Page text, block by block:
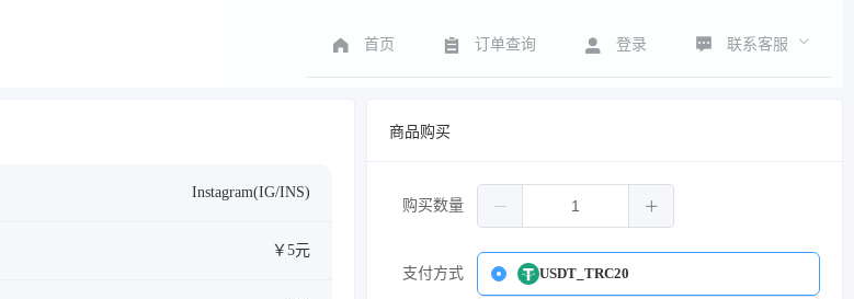
首页 订单查询 登录 联系客服
Instagram(IG/INS)
￥5元
商品购买
购买数量
支付方式 USDT_TRC20